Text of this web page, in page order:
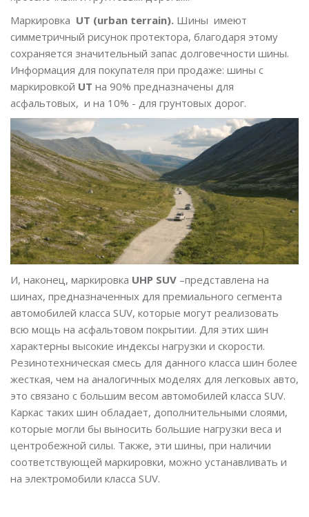
Маркировка UT (urban terrain). Шины имеют
симметричный рисунок протектора, благодаря этому
сохраняется значительный запас долговечности шины.
Информация для покупателя при продаже: шины с
маркировкой UT на 90% предназначены для
асфальтовых, и на 10% - для грунтовых дорог.
И, наконец, маркировка UHP SUV –представлена на
шинах, предназначенных для премиального сегмента
автомобилей класса SUV, которые могут реализовать
всю мощь на асфальтовом покрытии. Для этих шин
характерны высокие индексы нагрузки и скорости.
Резинотехническая смесь для данного класса шин более
жесткая, чем на аналогичных моделях для легковых авто,
это связано с большим весом автомобилей класса SUV.
Каркас таких шин обладает, дополнительными слоями,
которые могли бы выносить большие нагрузки веса и
центробежной силы. Также, эти шины, при наличии
соответствующей маркировки, можно устанавливать и
на электромобили класса SUV.